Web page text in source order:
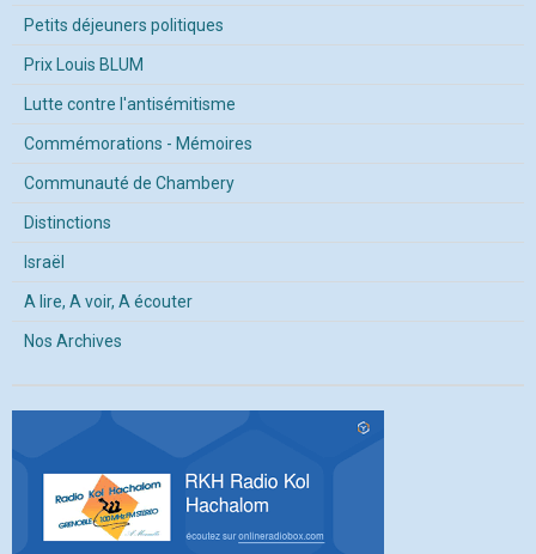
Petits déjeuners politiques
Prix Louis BLUM
Lutte contre l'antisémitisme
Commémorations - Mémoires
Communauté de Chambery
Distinctions
Israël
A lire, A voir, A écouter
Nos Archives